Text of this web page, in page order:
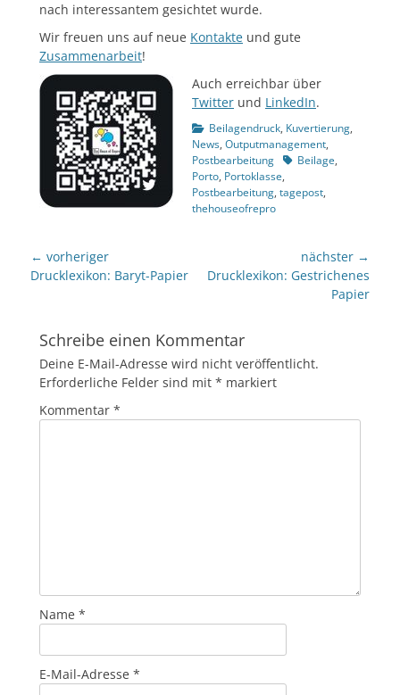
nach interessantem gesichtet wurde.
Wir freuen uns auf neue Kontakte und gute
Zusammenarbeit!
Auch erreichbar über
Twitter und LinkedIn.
Kategorien
Beilagendruck, Kuvertierung,
News, Outputmanagement,
Postbearbeitung TagsBeilage,
Porto, Portoklasse,
Postbearbeitung, tagepost,
thehouseofrepro
Beitragsnavigation
← vorheriger
Vorheriger
Drucklexikon: Baryt-Papier
nächster →
nächster
Drucklexikon: Gestrichenes
Papier
Schreibe einen Kommentar
Deine E-Mail-Adresse wird nicht veröffentlicht.
Erforderliche Felder sind mit * markiert
Kommentar *
Name *
E-Mail-Adresse *